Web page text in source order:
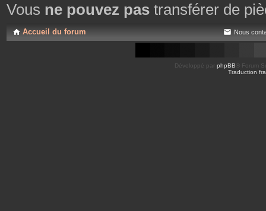
Vous ne pouvez pas transférer de
Accueil du forum Nous
Développé par phpBB ® Forum
Traduction